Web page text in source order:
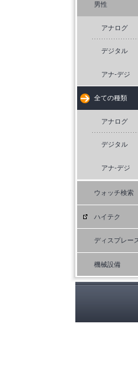
男性
アナログ
デジタル
アナ-デジ
全ての種類
アナログ
デジタル
アナ-デジ
ウォッチ検索
ハイテク
ディスプレー
機械設備